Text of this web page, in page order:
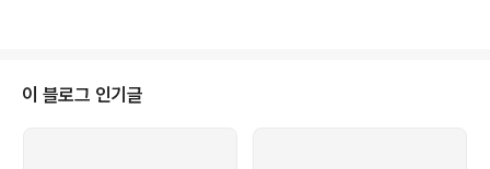
는 애드센스 설치가 불가능합니다. (다음 블로그에는 애드센스 코드가 삽입이
가능하다고 합니다만, 전 아직 테스트 전이라서 카더라 통신입니다.) 포털형 블
이 블로그 인기글